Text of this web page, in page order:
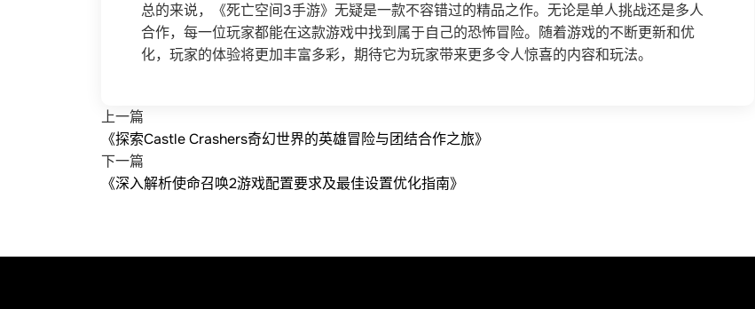
总的来说，《死亡空间3手游》无疑是一款不容错过的精品之作。无论是单人挑战还是多人
合作，每一位玩家都能在这款游戏中找到属于自己的恐怖冒险。随着游戏的不断更新和优
化，玩家的体验将更加丰富多彩，期待它为玩家带来更多令人惊喜的内容和玩法。
上一篇
《探索Castle Crashers奇幻世界的英雄冒险与团结合作之旅》
下一篇
《深入解析使命召唤2游戏配置要求及最佳设置优化指南》